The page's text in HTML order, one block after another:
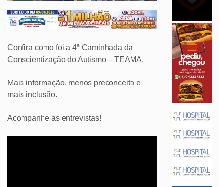
Confira como foi a 4ª Caminhada da
Conscientização do Autismo – TEAMA.
Mais informação, menos preconceito e
mais inclusão.
Acompanhe as entrevistas!